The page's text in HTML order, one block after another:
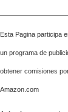
Esta Pagina participa
un programa de
obtener comisiones
Amazon.com